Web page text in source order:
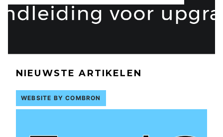
NIEUWSTE ARTIKELEN
WEBSITE BY COMBRON